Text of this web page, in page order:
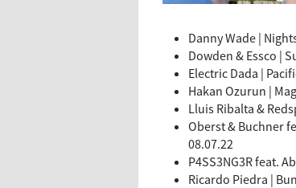
Danny Wade |
Dowden & Essco |
Electric Dada |
Hakan Ozurun |
Lluis Ribalta &
Oberst & Buchner
08.07.22
P4SS3NG3R feat.
Ricardo Piedra |